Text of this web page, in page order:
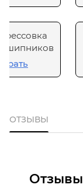
ОТЗЫВЫ
Отзывы